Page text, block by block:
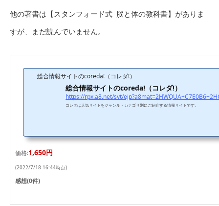
他の著書は【スタンフォード式 脳と体の教科書】がありま
すが、まだ読んでいません。
総合情報サイトのcoreda!（コレダ!）
総合情報サイトのcoreda!（コレダ!）
コレダは人気サイトをジャンル・カテゴリ別にご紹介する情報サイトです。
価格:1,650円
(2022/7/18 16:44時点)
感想(0件)